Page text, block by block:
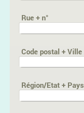
Rue + n°
Code postal + Ville
Région/Etat + Pays